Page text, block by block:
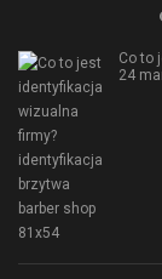
Co to
24